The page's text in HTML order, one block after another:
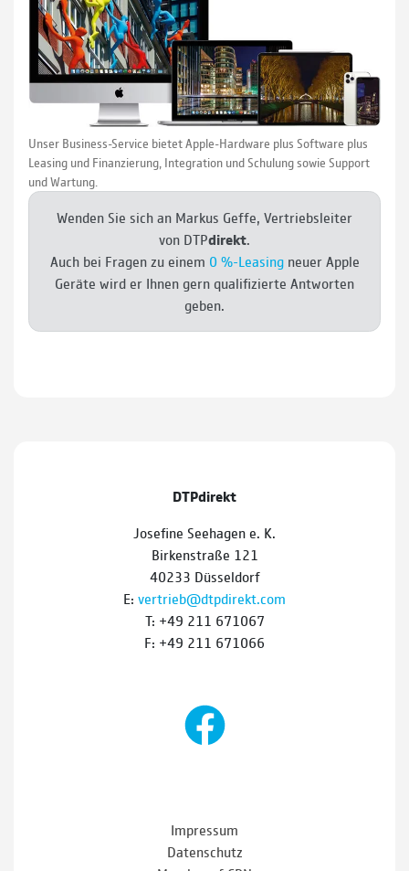
Unser Business-Service bietet Apple-Hardware plus Software plus
Leasing und Finan­zie­rung, Inte­gra­tion und Schulung sowie Support
und Wartung.
Wenden Sie sich an Markus Geffe, Vertriebsleiter
von DTPdirekt.
Auch bei Fragen zu einem 0 %-Leasingneuer Apple
Geräte wird er Ihnen gern quali­fi­zierte Antworten
geben.
DTPdirekt
Josefine Seehagen e. K.
Birkenstraße 121
40233 Düsseldorf
E: vertrieb@dtpdirekt.com
T: +49 211 671067
F: +49 211 671066
Impressum
Datenschutz